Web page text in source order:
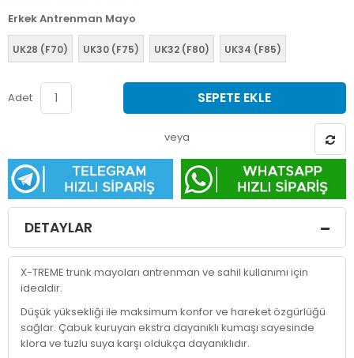
Erkek Antrenman Mayo
UK28 (F70) UK30 (F75) UK32 (F80) UK34 (F85)
Adet SEPETE EKLE
veya
DETAYLAR
X-TREME trunk mayoları antrenman ve sahil kullanımı için
idealdir.
Düşük yüksekliği ile maksimum konfor ve hareket özgürlüğü
sağlar. Çabuk kuruyan ekstra dayanıklı kumaşı sayesinde
klora ve tuzlu suya karşı oldukça dayanıklıdır.